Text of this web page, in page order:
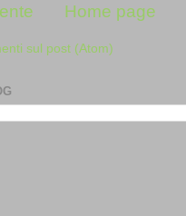
Home page
sul post (Atom)